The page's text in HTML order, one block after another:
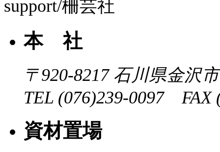
本 社
〒920-8217 石川県金沢
TEL (076)239-0097 FAX
資材置場